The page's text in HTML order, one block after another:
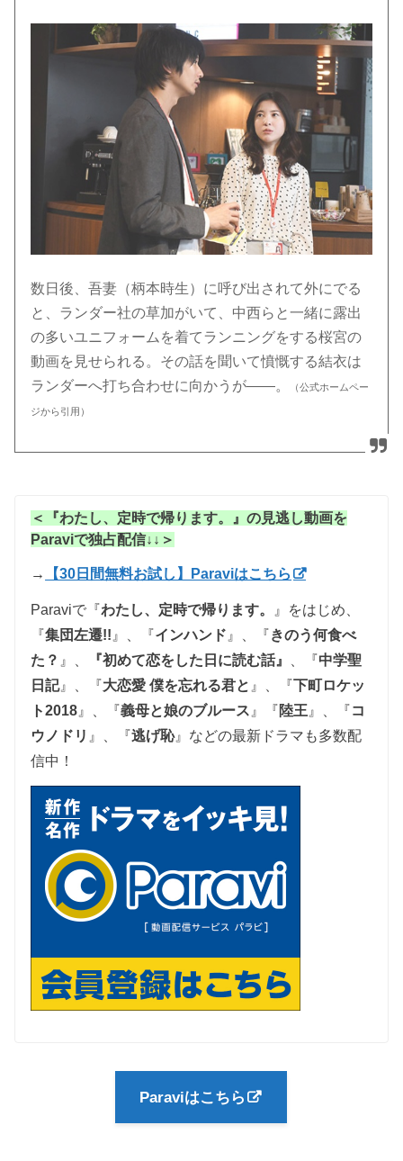
数日後、吾妻（柄本時生）に呼び出されて外にでる
と、ランダー社の草加がいて、中西らと一緒に露出
の多いユニフォームを着てランニングをする桜宮の
動画を見せられる。その話を聞いて憤慨する結衣は
ランダーへ打ち合わせに向かうが――。
（公式ホームペー
ジから引用）
＜『わたし、定時で帰ります。』の見逃し動画を
Paraviで独占配信↓↓＞
→ 【30日間無料お試し】Paraviはこちら
Paraviで『わたし、定時で帰ります。
』をはじめ、
『集団左遷!! 』、 『インハンド 』、『きのう何食べ
た？ 』、 『初めて恋をした日に読む話』 、『中学聖
日記』、『大恋愛 僕を忘れる君と 』、 『下町ロケッ
ト2018 』、『義母と娘のブルース 』『陸王 』、『コ
ウノドリ 』、『逃げ恥』 などの最新ドラマも多数配
信中！
Paraviはこちら